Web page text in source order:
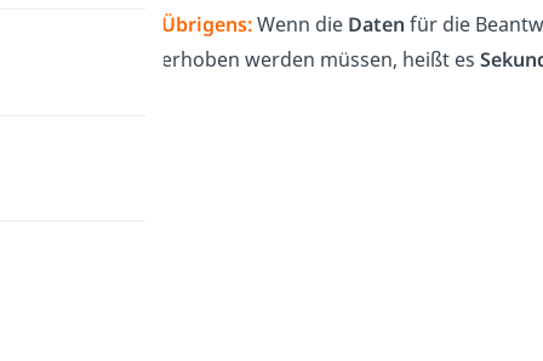
Übrigens:Wenn die Daten für die
erhoben werden müssen, heißt es